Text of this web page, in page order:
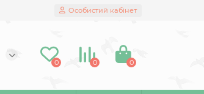
Особистий кабінет
0 0 0